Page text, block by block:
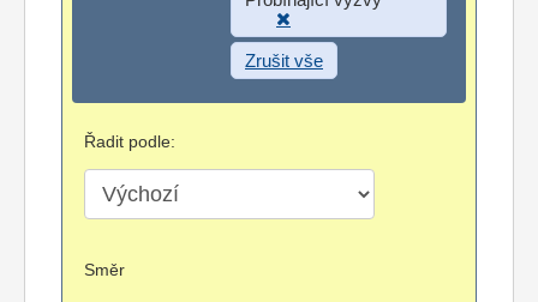
Zrušit vše
Řadit podle:
Směr